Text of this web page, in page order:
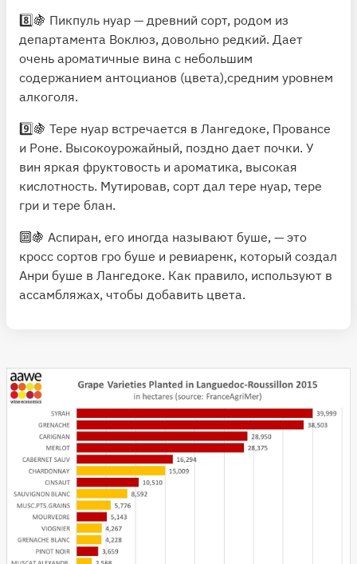
8️⃣🍇 Пикпуль нуар — древний сорт, родом из
департамента Воклюз, довольно редкий. Дает
очень ароматичные вина с небольшим
содержанием антоцианов (цвета),средним уровнем
алкоголя.
9️⃣🍇 Тере нуар встречается в Лангедоке, Провансе
и Роне. Высокоурожайный, поздно дает почки. У
вин яркая фруктовость и ароматика, высокая
кислотность. Мутировав, сорт дал тере нуар, тере
гри и тере блан.
🔟🍇 Аспиран, его иногда называют буше, — это
кросс сортов гро буше и ревиаренк, который создал
Анри буше в Лангедоке. Как правило, используют в
ассамбляжах, чтобы добавить цвета.